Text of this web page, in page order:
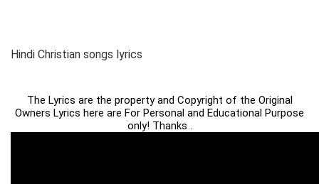
Hindi Christian songs lyrics
The Lyrics are the property and Copyright of the Original
Owners Lyrics here are For Personal and Educational Purpose
only! Thanks .